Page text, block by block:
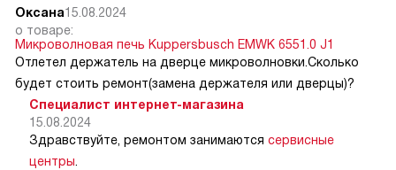
Оксана15.08.2024
о товаре:
Микроволновая печь Kuppersbusch EMWK 6551.0 J1
Отлетел держатель на дверце микроволновки.Сколько
будет стоить ремонт(замена держателя или дверцы)?
Специалист интернет-магазина
15.08.2024
Здравствуйте, ремонтом занимаются сервисные
центры.